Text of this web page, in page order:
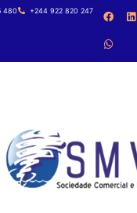
480
+244 922 820 247